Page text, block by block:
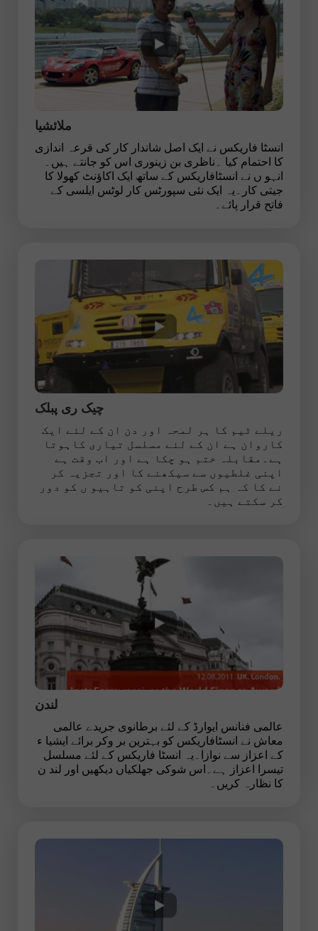
ملائشیا
انسٹا فاریکس نے ایک اصل شاندار کار کی قرعہ اندازی
کا احتمام کیا ۔ناظری بن زینوری اس کو جانتے ہیں۔
انہو ں نے انسٹافاریکس کے ساتھ ایک اکاؤنٹ کھولا کا
جیتی کار۔یہ ایک نئی سپورٹس کار لوٹس ایلسی کے
فاتح قرار پائے۔
چیک ری پبلک
ریلے ٹیم کا ہر لمحہ اور دن ان کے لئے ایک
کاروان ہے ان کے لئے مسلسل تیاری کاہوتا
ہے۔مقابلہ ختم ہو چکا ہے اور اب وقت ہے
اپنی غلطیوں سے سیکھنے کا اور تجزیہ کر
نے کا کہ ہم کس طرح اپنی کو تاہیو ں کو دور
کر سکتے ہیں۔
لندن
عالمی فنانس ایوارڈ کے لئے برطانوی جریدے عالمی
معاش نے انسٹافاریکس کو بہترین بر وکر برائے ایشیا ء
کے اعزاز سے نوازا۔یہ انسٹا فاریکس کے لئے مسلسل
تیسرا اعزاز ہے۔اس شوکی جھلکیاں دیکھیں اور لند ن
کا نظارہ کریں۔